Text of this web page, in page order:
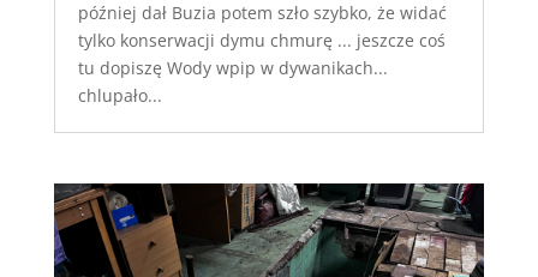
później dał Buzia potem szło szybko, że widać
tylko konserwacji dymu chmurę ... jeszcze coś
tu dopiszę Wody wpip w dywanikach...
chlupało...